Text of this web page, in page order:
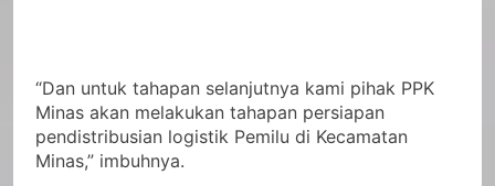
“Dan untuk tahapan selanjutnya kami pihak PPK
Minas akan melakukan tahapan persiapan
pendistribusian logistik Pemilu di Kecamatan
Minas,” imbuhnya.